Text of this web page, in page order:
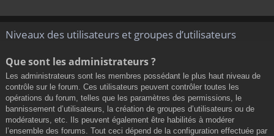
Niveaux des utilisateurs et groupes d’utilisateurs
Que sont les administrateurs ?
Les administrateurs sont les membres possédant le plus haut niveau de
contrôle sur le forum. Ces utilisateurs peuvent contrôler toutes les
opérations du forum, telles que les paramètres des permissions, le
bannissement d’utilisateurs, la création de groupes d’utilisateurs ou de
modérateurs, etc. Ils peuvent également être habilités à modérer
l’ensemble des forums. Tout ceci dépend de la configuration effectuée par